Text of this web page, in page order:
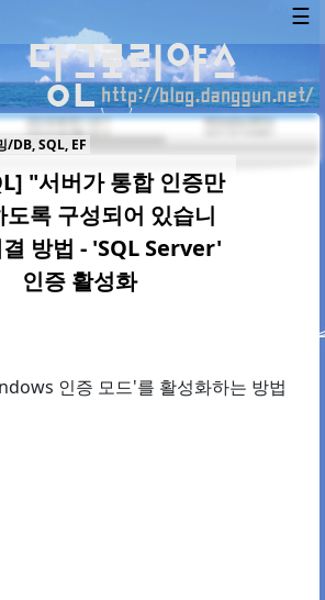
☰
/DB, SQL, EF
"서버가 통합 인증만
도록 구성되어 있습니
방법 - 'SQL Server'
인증 활성화
인증 모드'를 활성화하는 방법